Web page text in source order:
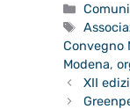
Tag
Convegno
Modena,
XII